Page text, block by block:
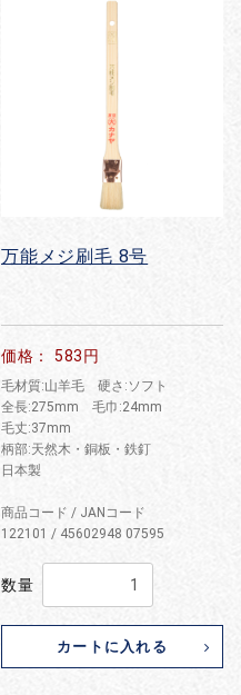
万能メジ刷毛 8号
価格： 583円
毛材質:山羊毛 硬さ:ソフト
全長:275mm 毛巾:24mm
毛丈:37mm
柄部:天然木・銅板・鉄釘
日本製
商品コード / JANコード
122101 / 45602948 07595
数量
カートに入れる